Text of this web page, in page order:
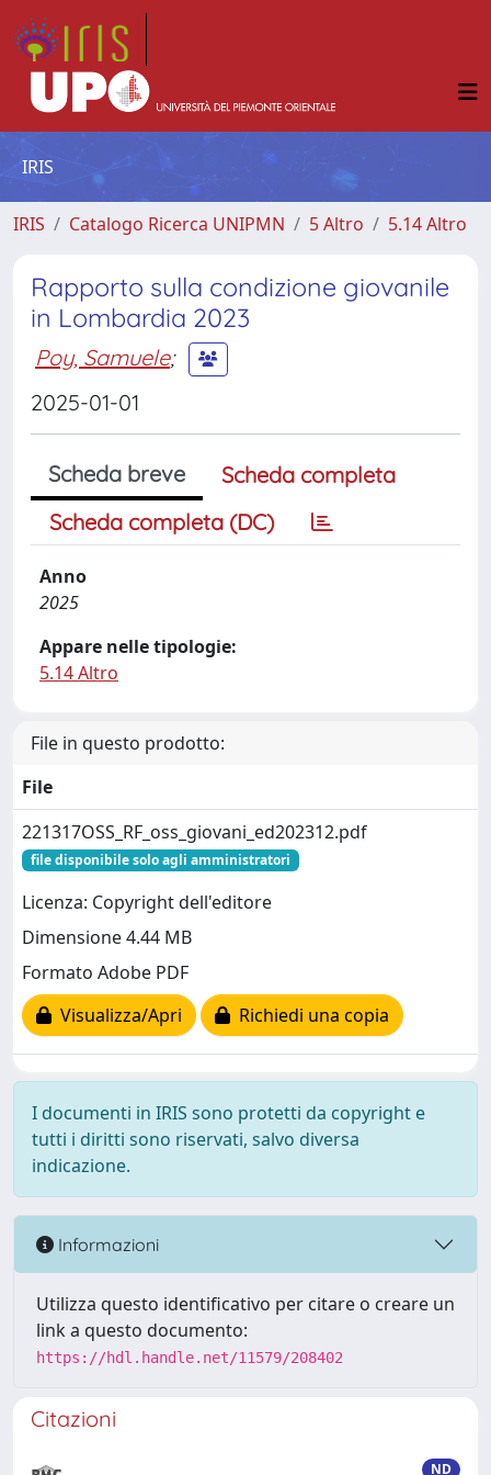
IRIS
IRIS Catalogo Ricerca UNIPMN 5 Altro 5.14 Altro
Rapporto sulla condizione giovanile
in Lombardia 2023
Poy, Samuele;
2025-01-01
Scheda breve
Scheda completa
Scheda completa (DC)
Anno
2025
Appare nelle tipologie:
5.14 Altro
File in questo prodotto:
File
221317OSS_RF_oss_giovani_ed202312.pdf
file disponibile solo agli amministratori
Licenza: Copyright dell'editore
Dimensione 4.44 MB
Formato Adobe PDF
Visualizza/Apri
Richiedi una copia
I documenti in IRIS sono protetti da copyright e
tutti i diritti sono riservati, salvo diversa
indicazione.
Informazioni
Utilizza questo identificativo per citare o creare un
link a questo documento:
https://hdl.handle.net/11579/208402
Citazioni
ND